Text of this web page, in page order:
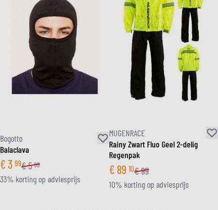
Bogotto
Balaclava
€3 99€5 99
33% korting op adviesprijs
MUGENRACE
Rainy Zwart Fluo Geel 2-delig
Regenpak
€ 89 10€99
10% korting op adviesprijs